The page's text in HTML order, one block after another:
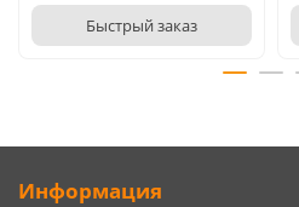
Быстрый заказ
Информация